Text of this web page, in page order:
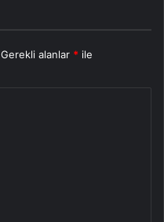
Gerekli alanlar * ile